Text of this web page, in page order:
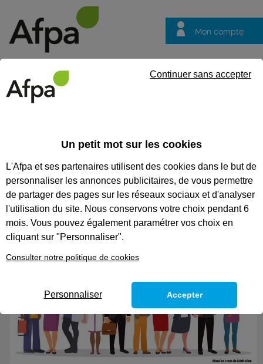
Mon compte
questions
CODES
COMPLÉMENT DE
QUALIFICATION SECRÉTARIAT
Un petit mot sur les cookies
L'Afpa et ses partenaires utilisent des cookies dans le but de
personnaliser les annonces publicitaires, de vous permettre
de partager des pages sur les réseaux sociaux et d'analyser
l'utilisation du site. Nous conservons votre choix pendant 6
mois. Vous pouvez également paramétrer vos choix en
cliquant sur "Personnaliser".
Consulter notre politique de cookies
Continuer sans accepter
Personnaliser Accepter